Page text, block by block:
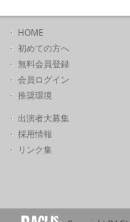
HOME
初めての方へ
無料会員登録
会員ログイン
推奨環境
出演者大募集
採用情報
リンク集